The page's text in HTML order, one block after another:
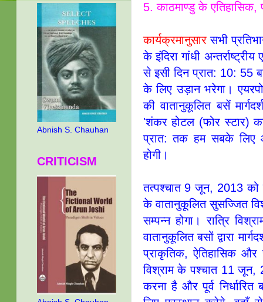
5. काठमाण्डु के
कार्यक्रमानुसारसभी
के इंदिरा गांधी
से इसी दिन प्रात: 10: 55 बजे
के लिए उड़ान भरेगा।
की वातानुकूलित बसें
'शंकर होटल (फोर स्टार)
प्रात: तक हम सबके लिए
होगी।
तत्पश्चात 9 जून, 2013
के वातानुकूलित सुसज्जित
सम्पन्न होगा। रात्रि
वातानुकूलित बसों द्वारा
प्राकृतिक, ऐतिहासिक
विश्राम के पश्चात 11
करना है और पूर्व निर्धारित
Abnish S. Chauhan
CRITICISM